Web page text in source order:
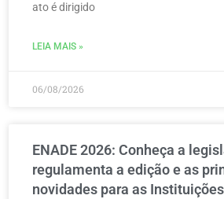
ato é dirigido
LEIA MAIS »
06/08/2026
ENADE 2026: Conheça a
regulamenta a edição e as
novidades para as